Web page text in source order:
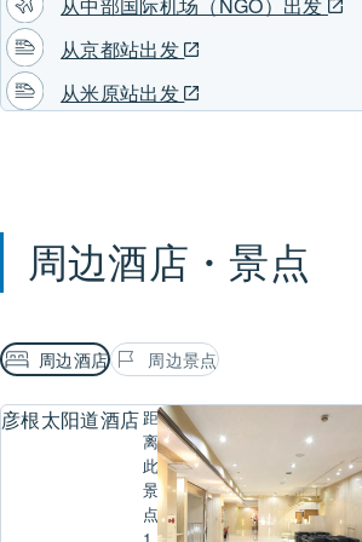
从京都站出发
从米原站出发
周边酒店・景点
周边酒店 周边景点
彦根太阳道酒店 距
离
此
景
点